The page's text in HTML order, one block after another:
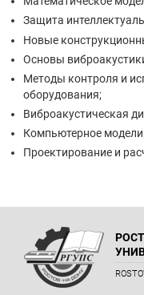
Защита
Новые
Основы
Методы контроля и
оборудования;
Виброакустическая
Компьютерное
Проектирование и